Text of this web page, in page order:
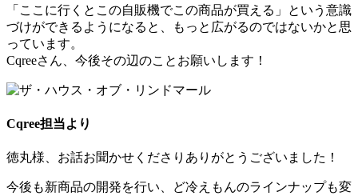
「ここに行くとこの自販機でこの商品が買える」という意識
づけができるようになると、もっと広がるのではないかと思
っています。
Cqreeさん、今後その辺のことお願いします！
Cqree担当より
徳丸様、お話お聞かせくださりありがとうございました！
今後も新商品の開発を行い、ど冷えもんのラインナップも変